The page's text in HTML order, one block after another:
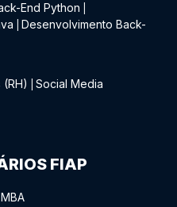
End Python
Desenvolvimento Back-
Social Media
FIAP
MBA